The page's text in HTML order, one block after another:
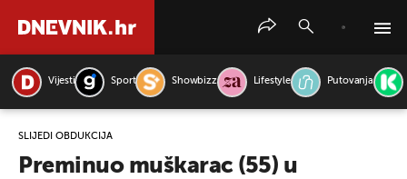
Vijesti Sport Showbizz Lifestyle Putovanja
SLIJEDI OBDUKCIJA
Preminuo muškarac (55) u
PRETRAŽITE VIJESTI